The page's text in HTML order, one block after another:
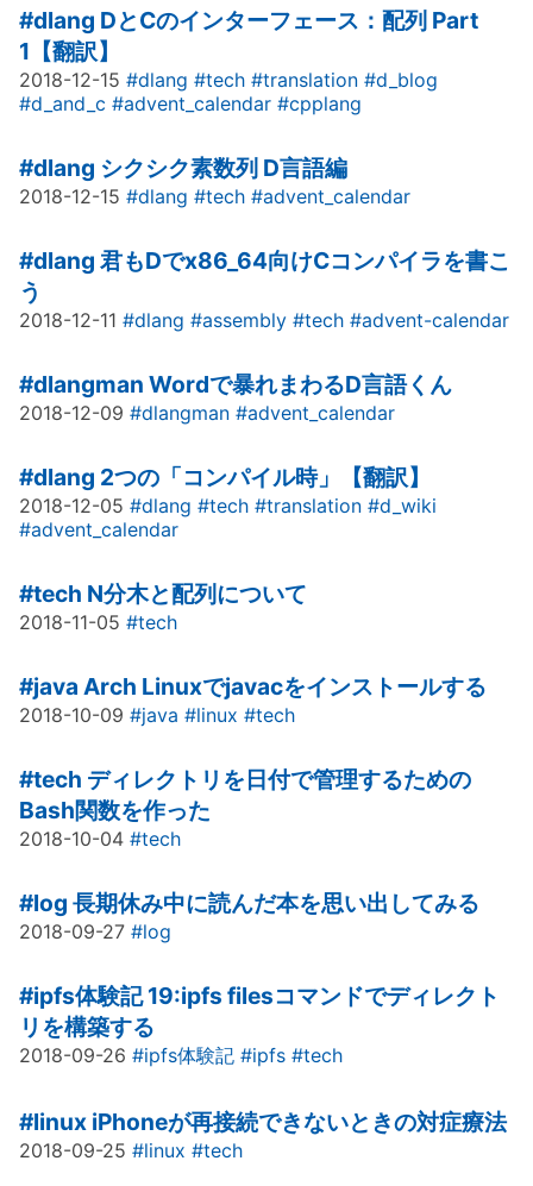
#dlang DとCのインターフェース：配列 Part
1【翻訳】
2018-12-15 #dlang #tech #translation #d_blog
#d_and_c #advent_calendar #cpplang
#dlang シクシク素数列 D言語編
2018-12-15 #dlang #tech #advent_calendar
#dlang 君もDでx86_64向けCコンパイラを書こ
う
2018-12-11 #dlang #assembly #tech #advent-calendar
#dlangman Wordで暴れまわるD言語くん
2018-12-09 #dlangman #advent_calendar
#dlang 2つの「コンパイル時」【翻訳】
2018-12-05 #dlang #tech #translation #d_wiki
#advent_calendar
#tech N分木と配列について
2018-11-05 #tech
#java Arch Linuxでjavacをインストールする
2018-10-09 #java #linux #tech
#tech ディレクトリを日付で管理するための
Bash関数を作った
2018-10-04 #tech
#log 長期休み中に読んだ本を思い出してみる
2018-09-27 #log
#ipfs体験記 19:ipfs filesコマンドでディレクト
リを構築する
2018-09-26 #ipfs体験記 #ipfs #tech
#linux iPhoneが再接続できないときの対症療法
2018-09-25 #linux #tech